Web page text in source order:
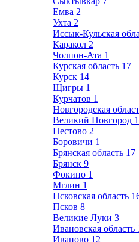
Емва 2
Ухта 2
Иссык-Кульская
Каракол 2
Чолпон-Ата 1
Курская область 17
Курск 14
Щигры 1
Курчатов 1
Новгородская
Великий Новгород
Пестово 2
Боровичи 1
Брянская область 17
Брянск 9
Фокино 1
Мглин 1
Псковская область
Псков 8
Великие Луки 3
Ивановская область
Иваново 12